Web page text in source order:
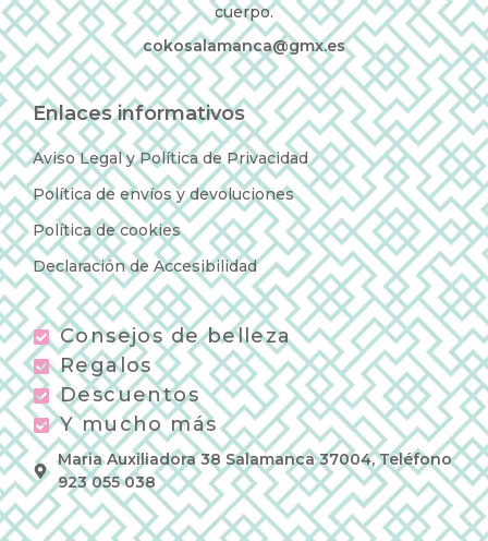
cuerpo.
cokosalamanca@gmx.es
Enlaces informativos
Aviso Legal y Política de Privacidad
Política de envíos y devoluciones
Política de cookies
Declaración de Accesibilidad
Consejos de belleza
Regalos
Descuentos
Y mucho más
Maria Auxiliadora 38 Salamanca 37004, Teléfono
923 055 038